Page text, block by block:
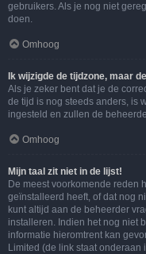
gebruikers. Als je nog niet
doen.
Omhoog
Ik wijzigde de tijdzone, maar
Als je zeker bent dat je de
de tijd is nog steeds anders, is
ingesteld en zullen de
Omhoog
Mijn taal zit niet in de lijst!
De meest voorkomende reden
geïnstalleerd heeft, of dat nog
kunt altijd aan de beheerder
installeren. Indien het nog niet
informatie hieromtrent kan
Limited (de link staat onderaan